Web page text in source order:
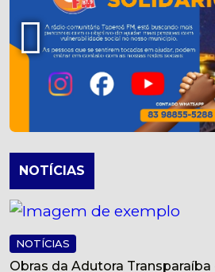
NOTÍCIAS
NOTÍCIAS
Obras da Adutora Transparaíba